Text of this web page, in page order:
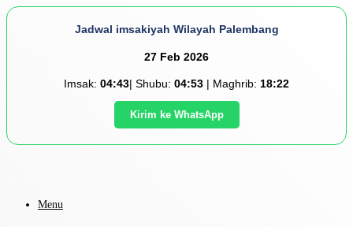
Jadwal imsakiyah Wilayah Palembang
27 Feb 2026
Imsak: 04:43| Shubu: 04:53 | Maghrib: 18:22
Kirim ke WhatsApp
Menu